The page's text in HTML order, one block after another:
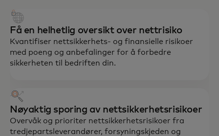
Få en helhetlig oversikt over nettrisiko
Kvantifiser nettsikkerhets- og finansielle risikoer
med poeng og anbefalinger for å forbedre
sikkerheten til bedriften din.
Nøyaktig sporing av nettsikkerhetsrisikoer
Overvåk og prioriter nettsikkerhetsrisikoer fra
tredjepartsleverandører, forsyningskjeden og